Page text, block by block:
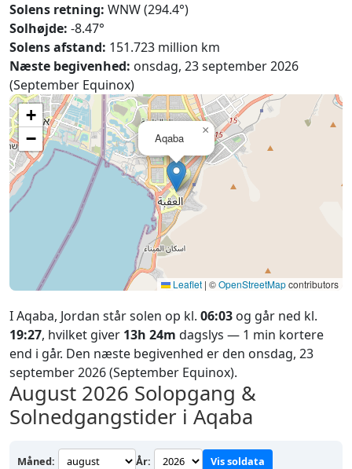
Solens retning: WNW (294.4°)
Solhøjde: -8.47°
Solens afstand: 151.723 million km
Næste begivenhed: onsdag, 23 september 2026
(September Equinox)
Aqaba
×
+
−
Leaflet | ©OpenStreetMapcontributors
I Aqaba, Jordan står solen op kl. 06:03 og går ned kl.
19:27, hvilket giver 13h 24m dagslys — 1 min kortere
end i går. Den næste begivenhed er den onsdag, 23
september 2026 (September Equinox).
August 2026 Solopgang &
Solnedgangstider i Aqaba
Måned: År: Vis soldata